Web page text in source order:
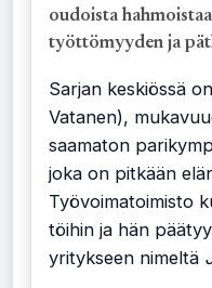
oudoista
työttömyyden ja
Sarjan keskiössä on
Vatanen),
saamaton
joka on pitkään
Työvoimatoimisto
töihin ja hän
yritykseen nimeltä